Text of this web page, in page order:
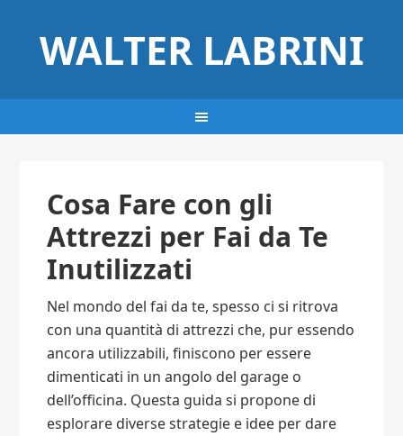
WALTER LABRINI
Cosa Fare con gli
Attrezzi per Fai da Te
Inutilizzati
Nel mondo del fai da te, spesso ci si ritrova
con una quantità di attrezzi che, pur essendo
ancora utilizzabili, finiscono per essere
dimenticati in un angolo del garage o
dell’officina. Questa guida si propone di
esplorare diverse strategie e idee per dare